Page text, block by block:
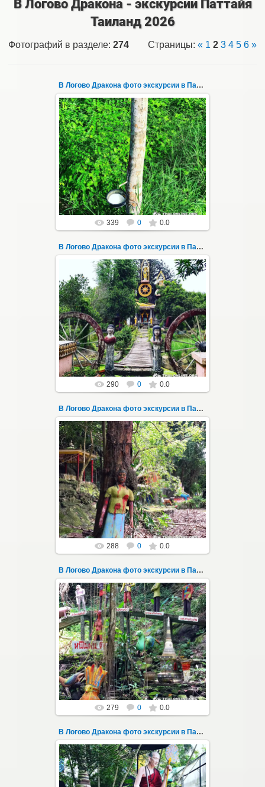
В Логово Дракона - экскурсии Паттайя
Таиланд 2026
Фотографий в разделе: 274 Страницы: « 1 2 3 4 5 6 »
В Логово Дракона фото экскурсии в Паттайе 144
30.08.2022
"В Логово Дракона" авторский
мистический приключенческий тур из
Паттайи на целый день - фото 144
Всего лишь в ...
Thai-Online
339 0 0.0
В Логово Дракона фото экскурсии в Паттайе 145
30.08.2022
"В Логово Дракона" авторский
мистический приключенческий тур из
Паттайи на целый день - фото 145
Всего лишь в ...
Thai-Online
290 0 0.0
В Логово Дракона фото экскурсии в Паттайе 146
30.08.2022
"В Логово Дракона" авторский
мистический приключенческий тур из
Паттайи на целый день - фото 146
Всего лишь в ...
Thai-Online
288 0 0.0
В Логово Дракона фото экскурсии в Паттайе 147
30.08.2022
"В Логово Дракона" авторский
мистический приключенческий тур из
Паттайи на целый день - фото 147
Всего лишь в ...
Thai-Online
279 0 0.0
В Логово Дракона фото экскурсии в Паттайе 148
30.08.2022